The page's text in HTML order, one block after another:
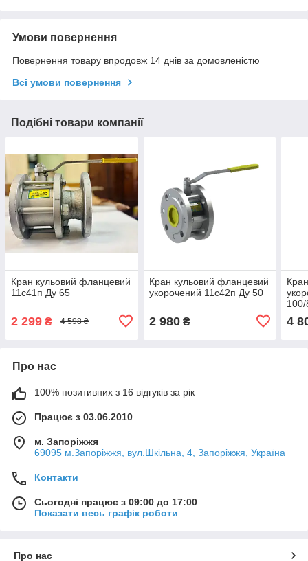
Умови повернення
Повернення товару впродовж 14 днів за домовленістю
Всі умови повернення
Подібні товари компанії
Кран кульовий фланцевий
11с41п Ду 65
2 299 ₴ 4 598 ₴
Кран кульовий фланцевий
укорочений 11с42п Ду 50
2 980₴ 4
Про нас
100% позитивних з 16 відгуків за рік
Працює з 03.06.2010
м. Запоріжжя
69095 м.Запоріжжя, вул.Шкільна, 4, Запоріжжя, Україна
Контакти
Сьогодні працює з 09:00 до 17:00
Показати весь графік роботи
Про нас